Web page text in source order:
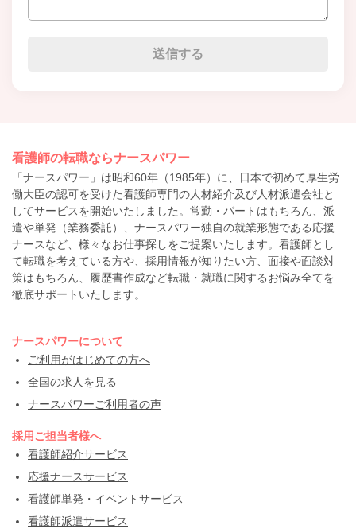
看護師の転職ならナースパワー
「ナースパワー」は昭和60年（1985年）に、日本で初めて厚生労
働大臣の認可を受けた看護師専門の人材紹介及び人材派遣会社と
してサービスを開始いたしました。常勤・パートはもちろん、派
遣や単発（業務委託）、ナースパワー独自の就業形態である応援
ナースなど、様々なお仕事探しをご提案いたします。看護師とし
て転職を考えている方や、採用情報が知りたい方、面接や面談対
策はもちろん、履歴書作成など転職・就職に関するお悩み全てを
徹底サポートいたします。
ナースパワーについて
ご利用がはじめての方へ
全国の求人を見る
ナースパワーご利用者の声
採用ご担当者様へ
看護師紹介サービス
応援ナースサービス
看護師単発・イベントサービス
看護師派遣サービス